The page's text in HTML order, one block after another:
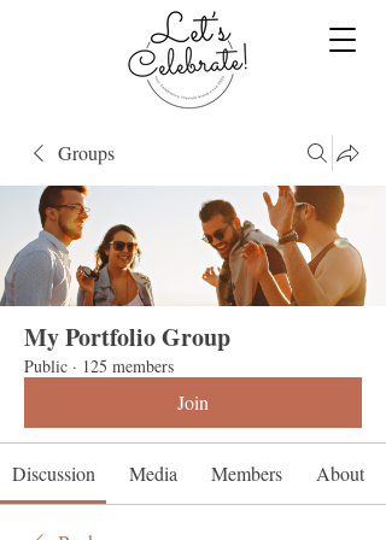
Groups
My Portfolio Group
Public · 125 members
Join
Discussion Media Members About